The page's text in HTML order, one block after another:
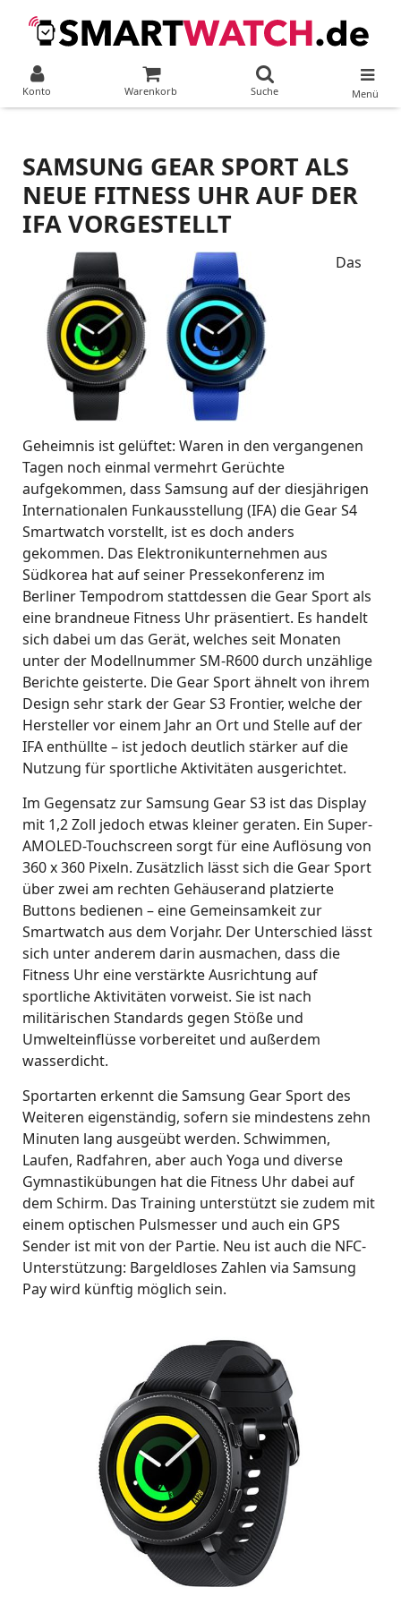
Konto Warenkorb Suche Menü
SAMSUNG GEAR SPORT ALS
NEUE FITNESS UHR AUF DER
IFA VORGESTELLT
Das
Geheimnis ist gelüftet: Waren in den vergangenen
Tagen noch einmal vermehrt Gerüchte
aufgekommen, dass Samsung auf der diesjährigen
Internationalen Funkausstellung (IFA) die Gear S4
Smartwatch vorstellt, ist es doch anders
gekommen. Das Elektronikunternehmen aus
Südkorea hat auf seiner Pressekonferenz im
Berliner Tempodrom stattdessen die Gear Sport als
eine brandneue Fitness Uhr präsentiert. Es handelt
sich dabei um das Gerät, welches seit Monaten
unter der Modellnummer SM-R600 durch unzählige
Berichte geisterte. Die Gear Sport ähnelt von ihrem
Design sehr stark der Gear S3 Frontier, welche der
Hersteller vor einem Jahr an Ort und Stelle auf der
IFA enthüllte – ist jedoch deutlich stärker auf die
Nutzung für sportliche Aktivitäten ausgerichtet.
Im Gegensatz zur Samsung Gear S3 ist das Display
mit 1,2 Zoll jedoch etwas kleiner geraten. Ein Super-
AMOLED-Touchscreen sorgt für eine Auflösung von
360 x 360 Pixeln. Zusätzlich lässt sich die Gear Sport
über zwei am rechten Gehäuserand platzierte
Buttons bedienen – eine Gemeinsamkeit zur
Smartwatch aus dem Vorjahr. Der Unterschied lässt
sich unter anderem darin ausmachen, dass die
Fitness Uhr eine verstärkte Ausrichtung auf
sportliche Aktivitäten vorweist. Sie ist nach
militärischen Standards gegen Stöße und
Umwelteinflüsse vorbereitet und außerdem
wasserdicht.
Sportarten erkennt die Samsung Gear Sport des
Weiteren eigenständig, sofern sie mindestens zehn
Minuten lang ausgeübt werden. Schwimmen,
Laufen, Radfahren, aber auch Yoga und diverse
Gymnastikübungen hat die Fitness Uhr dabei auf
dem Schirm. Das Training unterstützt sie zudem mit
einem optischen Pulsmesser und auch ein GPS
Sender ist mit von der Partie. Neu ist auch die NFC-
Unterstützung: Bargeldloses Zahlen via Samsung
Pay wird künftig möglich sein.